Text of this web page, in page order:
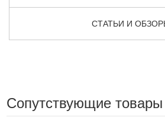
СТАТЬИ И
Сопутствующие товары